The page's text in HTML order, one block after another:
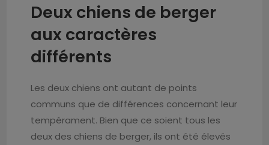
Deux chiens de berger
aux caractères
différents
Les deux chiens ont autant de points
communs que de différences concernant leur
tempérament. Bien que ce soient tous les
deux des chiens de berger, ils ont été élevés